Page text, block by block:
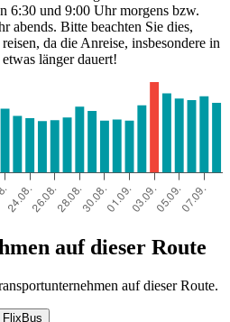
6:30 und 9:00 Uhr morgens bzw.
abends. Bitte beachten Sie dies,
da die Anreise, insbesondere in
länger dauert!
auf dieser Route
auf dieser Route.
FlixBus